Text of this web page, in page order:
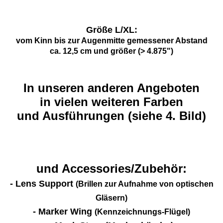
Größe L/XL:
vom Kinn bis zur Augenmitte gemessener Abstand
ca. 12,5 cm und größer (> 4.875")
In unseren anderen Angeboten
in vielen weiteren Farben
und Ausführungen (siehe 4. Bild)
und Accessories/Zubehör:
- Lens Support (Brillen zur Aufnahme von optischen
Gläsern)
- Marker Wing (Kennzeichnungs-Flügel)